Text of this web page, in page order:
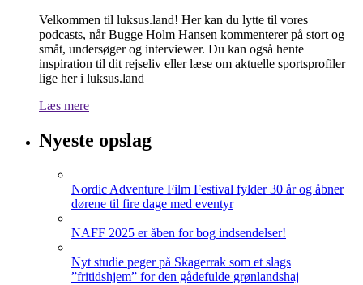
Velkommen til luksus.land! Her kan du lytte til vores
podcasts, når Bugge Holm Hansen kommenterer på stort og
småt, undersøger og interviewer. Du kan også hente
inspiration til dit rejseliv eller læse om aktuelle sportsprofiler
lige her i luksus.land
Læs mere
Nyeste opslag
Nordic Adventure Film Festival fylder 30 år og åbner
dørene til fire dage med eventyr
NAFF 2025 er åben for bog indsendelser!
Nyt studie peger på Skagerrak som et slags
”fritidshjem” for den gådefulde grønlandshaj